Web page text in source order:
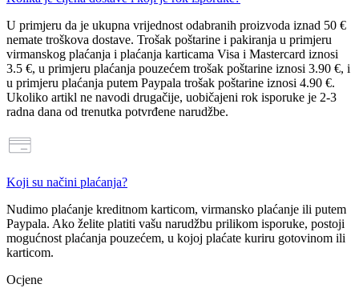
U primjeru da je ukupna vrijednost odabranih proizvoda iznad 50 €
nemate troškova dostave. Trošak poštarine i pakiranja u primjeru
virmanskog plaćanja i plaćanja karticama Visa i Mastercard iznosi
3.5 €, u primjeru plaćanja pouzećem trošak poštarine iznosi 3.90 €, i
u primjeru plaćanja putem Paypala trošak poštarine iznosi 4.90 €.
Ukoliko artikl ne navodi drugačije, uobičajeni rok isporuke je 2-3
radna dana od trenutka potvrđene narudžbe.
Koji su načini plaćanja?
Nudimo plaćanje kreditnom karticom, virmansko plaćanje ili putem
Paypala. Ako želite platiti vašu narudžbu prilikom isporuke, postoji
mogućnost plaćanja pouzećem, u kojoj plaćate kuriru gotovinom ili
karticom.
Ocjene